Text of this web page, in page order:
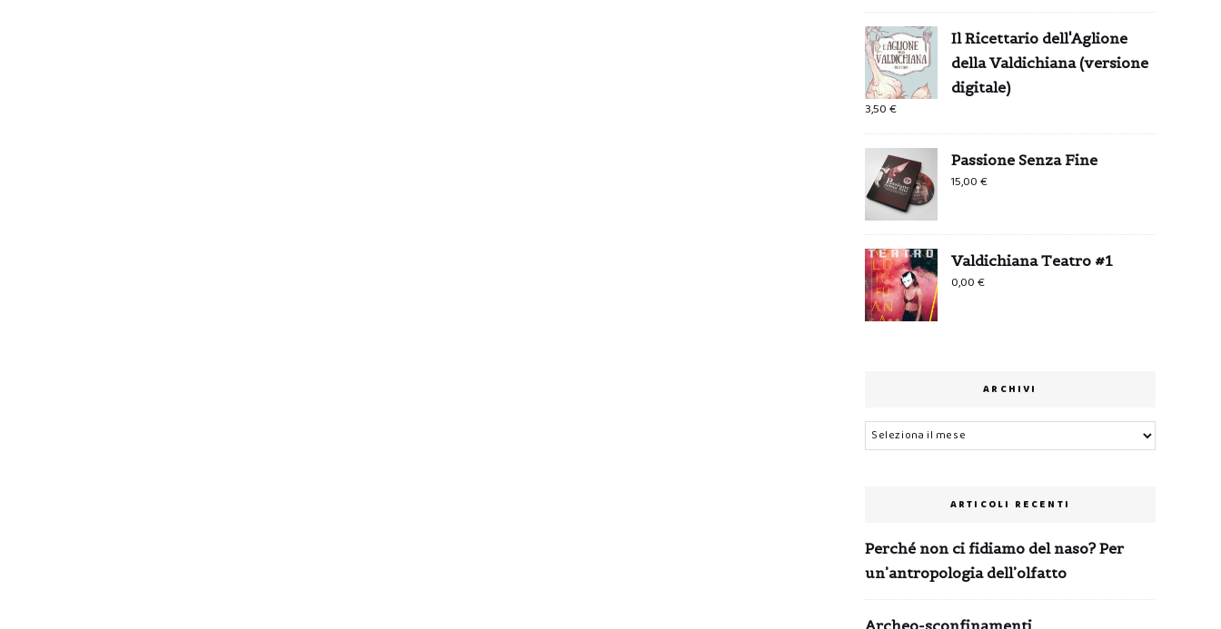
Il Ricettario dell'Aglione
della Valdichiana (versione
digitale)
3,50€
Passione Senza Fine
15,00€
Valdichiana Teatro #1
0,00€
ARCHIVI
Archivi
ARTICOLI RECENTI
Perché non ci fidiamo del naso? Per
un’antropologia dell’olfatto
Archeo-sconfinamenti